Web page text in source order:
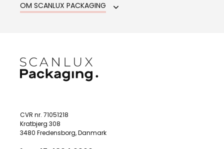
OM SCANLUX PACKAGING
CVR nr. 71051218
Kratbjerg 308
3480 Fredensborg, Danmark